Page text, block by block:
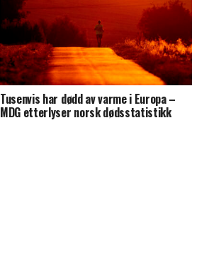
Tusenvis har dødd av varme i Europa –
MDG etterlyser norsk dødsstatistikk